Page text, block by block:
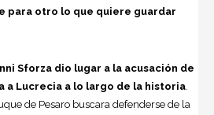
para otro lo que quiere guardar
Sforza dio lugar a la acusación de
a Lucrecia a lo largo de la historia
de Pesaro buscara defenderse de la